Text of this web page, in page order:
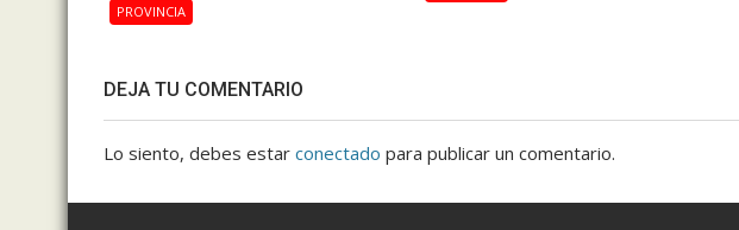
PROVINCIA
DEJA TU COMENTARIO
Lo siento, debes estar conectado para publicar un comentario.